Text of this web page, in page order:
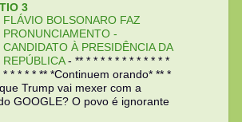
3
FLÁVIO BOLSONARO FAZ
PRONUNCIAMENTO -
CANDIDATO À PRESIDÊNCIA DA
REPÚBLICA - ** * * * * * * * * * * * *
* * * * * ** *Continuem orando* ** *
Trump vai mexer com a
GOOGLE? O povo é ignorante